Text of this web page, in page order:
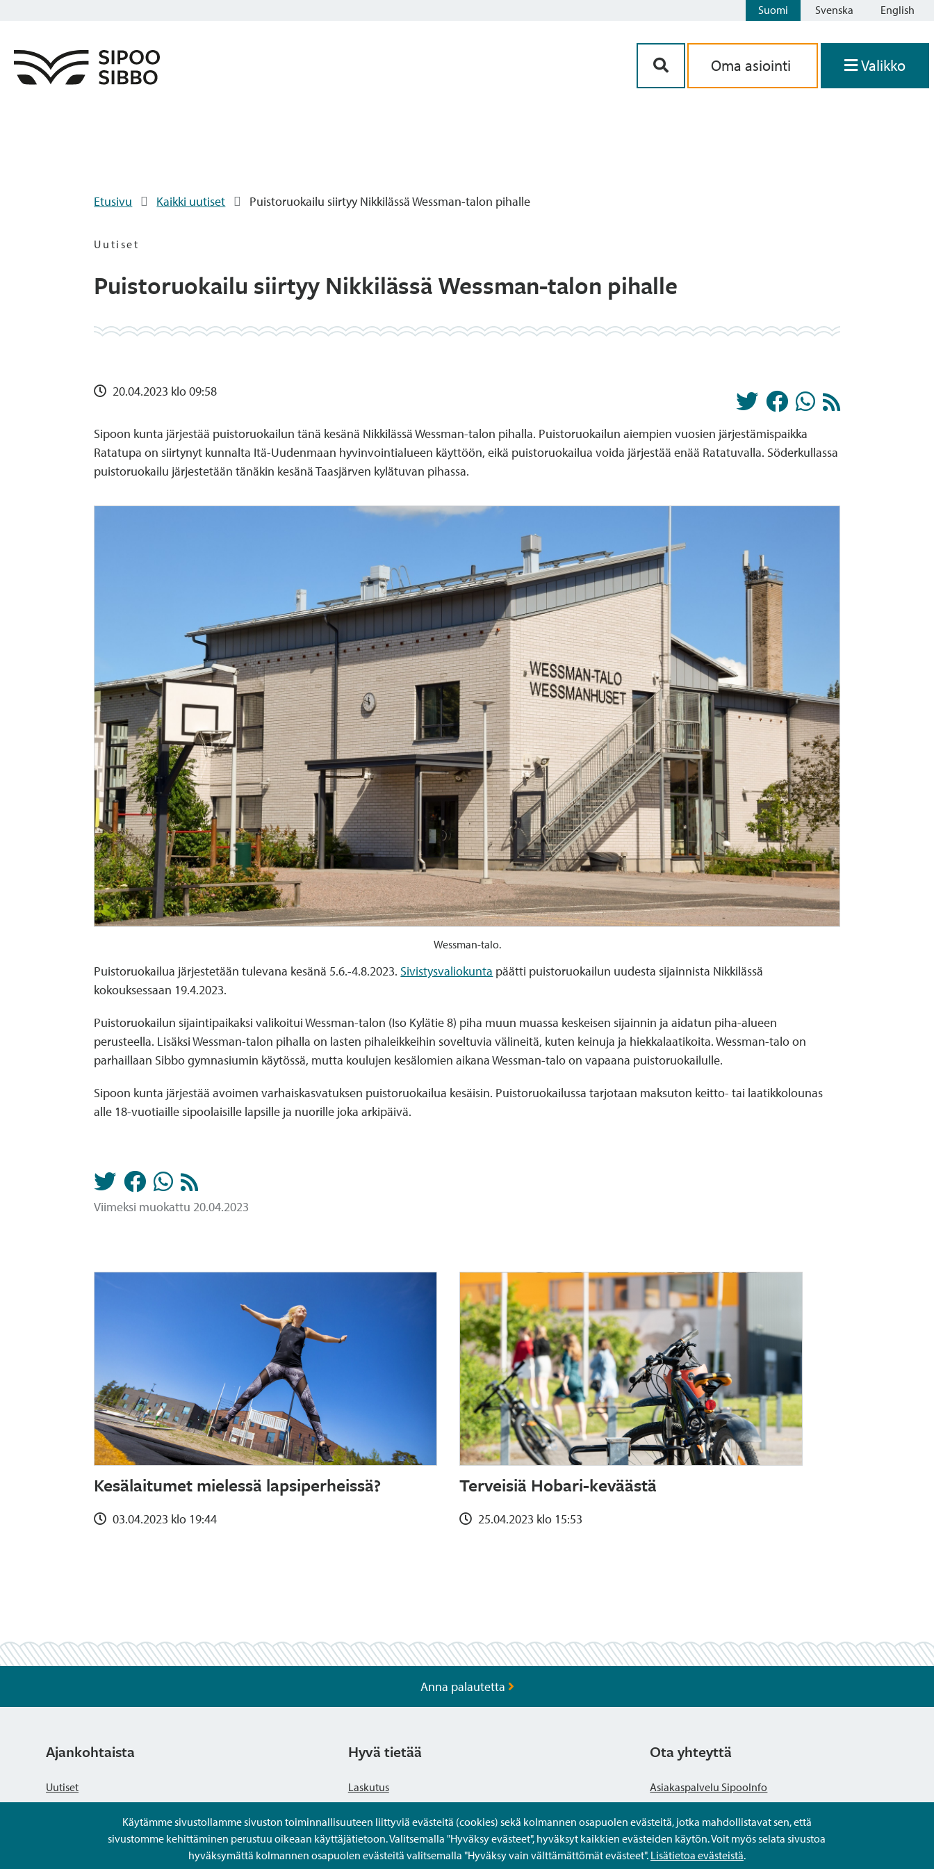
Suomi Svenska English
Oma asiointi Valikko
Etusivu Kaikki uutiset Puistoruokailu siirtyy Nikkilässä Wessman-talon pihalle
Uutiset
Puistoruokailu siirtyy Nikkilässä Wessman-talon pihalle
20.04.2023 klo 09:58
Sipoon kunta järjestää puistoruokailun tänä kesänä Nikkilässä Wessman-talon pihalla. Puistoruokailun aiempien vuosien järjestämispaikka
Ratatupa on siirtynyt kunnalta Itä-Uudenmaan hyvinvointialueen käyttöön, eikä puistoruokailua voida järjestää enää Ratatuvalla. Söderkullassa
puistoruokailu järjestetään tänäkin kesänä Taasjärven kylätuvan pihassa.
Wessman-talo.
Puistoruokailua järjestetään tulevana kesänä 5.6.-4.8.2023. Sivistysvaliokunta päätti puistoruokailun uudesta sijainnista Nikkilässä
kokouksessaan 19.4.2023.
Puistoruokailun sijaintipaikaksi valikoitui Wessman-talon (Iso Kylätie 8) piha muun muassa keskeisen sijainnin ja aidatun piha-alueen
perusteella. Lisäksi Wessman-talon pihalla on lasten pihaleikkeihin soveltuvia välineitä, kuten keinuja ja hiekkalaatikoita. Wessman-talo on
parhaillaan Sibbo gymnasiumin käytössä, mutta koulujen kesälomien aikana Wessman-talo on vapaana puistoruokailulle.
Sipoon kunta järjestää avoimen varhaiskasvatuksen puistoruokailua kesäisin. Puistoruokailussa tarjotaan maksuton keitto- tai laatikkolounas
alle 18-vuotiaille sipoolaisille lapsille ja nuorille joka arkipäivä.
Viimeksi muokattu 20.04.2023
Kesälaitumet mielessä lapsiperheissä?
03.04.2023 klo 19:44
Terveisiä Hobari-keväästä
25.04.2023 klo 15:53
Käytämme sivustollamme sivuston toiminnallisuuteen liittyviä evästeitä (cookies) sekä kolmannen osapuolen evästeitä, jotka mahdollistavat sen, että
sivustomme kehittäminen perustuu oikeaan käyttäjätietoon. Valitsemalla "Hyväksy evästeet", hyväksyt kaikkien evästeiden käytön. Voit myös selata sivustoa
hyväksymättä kolmannen osapuolen evästeitä valitsemalla "Hyväksy vain välttämättömät evästeet". Lisätietoa evästeistä.
Anna palautetta
Ajankohtaista
Uutiset
Hyvä tietää
Laskutus
Tietosuojaseloste
Saavutettavuusseloste
Ota yhteyttä
Asiakaspalvelu SipooInfo
Anna palautetta nimettömästi
Kysy tai asioi